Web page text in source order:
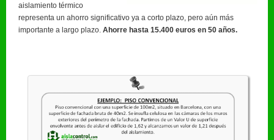
aislamiento térmico
representa un ahorro significativo ya a corto plazo, pero aún más
importante a largo plazo. Ahorre hasta 15.400 euros en 50 años.